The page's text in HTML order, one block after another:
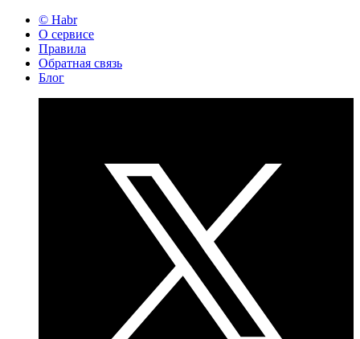
© Habr
О сервисе
Правила
Обратная связь
Блог